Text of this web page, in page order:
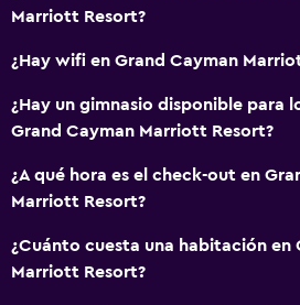
Wifi disponible en todas las
Internet
Alarma de humo
Wifi gratis
Champú
Marriott Resort?
¿Hay wifi en Grand Cayman
¿Hay un gimnasio disponible para
Grand Cayman Marriott Resort?
¿A qué hora es el check-out en
Marriott Resort?
¿Cuánto cuesta una habitación en
Marriott Resort?